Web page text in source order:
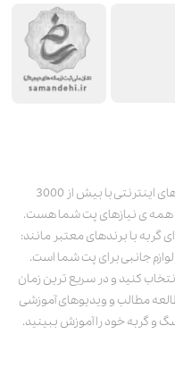
پت استور به عنوان یکی از قدیمی‌ترین پت شاپ های اینترنتی با بیش از 3000
همه ی نیازهای پت شما هست.
با برندهای معتبر مانند:
جانبی برای پت شما است.
کنید و در سریع ترین زمان
مطالب و ویدیوهای آموزشی
و گربه خود را آموزش ببینید.